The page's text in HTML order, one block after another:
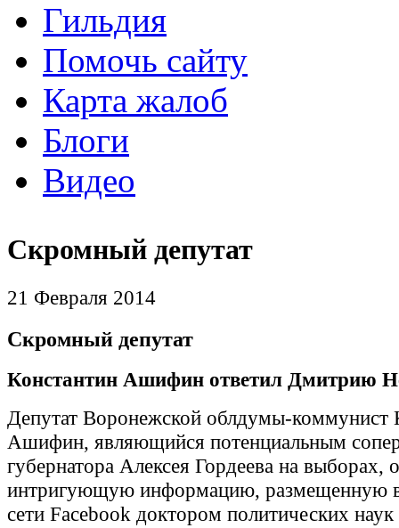
Гильдия
Помочь сайту
Карта жалоб
Блоги
Видео
Скромный депутат
21 Февраля 2014
Скромный депутат
Константин Ашифин ответил Дмитрию
Депутат Воронежской облдумы-коммунист
Ашифин, являющийся потенциальным
губернатора Алексея Гордеева на выборах,
интригующую информацию, размещенную
сети Facebook доктором политических